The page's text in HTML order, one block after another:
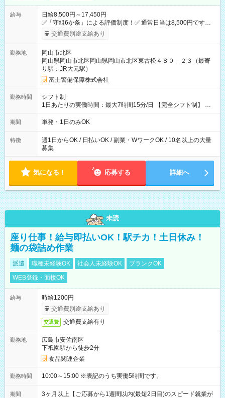
給与
日給8,500円～17,450円
✅「守組6か条」による評価制度！✅ 通常日当は8,500円ですが
上記評価制度により「S級隊員」と認定されれば10,000円の日当
を支給します。 (1)上記勤務者が交通2級資格者の場合10,000円
14,375円 (3)上記現場が日祝深夜の場合 17,250円 (4)上記勤務
者が現場までの運転者の場合17,250+200円＝17,450円 -----------
------------------------------- *最高日当額 17,450円* （実働時間5
時間の場合、時給3,490円） ------------------------------------------ よ
り上位の資格取得やリーダー手当を取得すると ”さらに”加算さ
れます！ ※日当支給時振込手数料等は一切ありません。 【試用
期間】試用期間なし
交通費別途支給あり
勤務地
岡山市北区
岡山県岡山市北区岡山県岡山市北区東古松４８０－２３（最寄
り駅：JR大元駅）
富士警備保障株式会社
勤務時間
シフト制
1日あたりの実働時間：最大7時間15分/日 【完全シフト制】 例
(1) 8：00~17:00（休憩１h） 例(2) 13:00~16:00（早上がりでも
全額支給！） 例(3) 21:00~5:00（夜勤なら日当1.25倍！！）
期間 単発・1日のみOK
特徴
週1日からOK / 日払いOK / 副業・WワークOK / 10名以上の大量
募集
気になる！ 応募する 詳細へ
未読
座り仕事！給与即払いOK！駅チカ！土日休み！
麺の袋詰め作業
派遣 職種未経験OK 社会人未経験OK
ブランクOK
WEB登録・面接OK
給与
時給1200円
交通費別途支給あり
交通費 交通費支給有り
勤務地
広島市安佐南区
下祇園駅から徒歩2分
食品関連企業
勤務時間 10:00～15:00 ※表記のうち実働5時間です。
期間
3ヶ月以上【ご応募から1週間以内(最短2日目)のスピード就業が